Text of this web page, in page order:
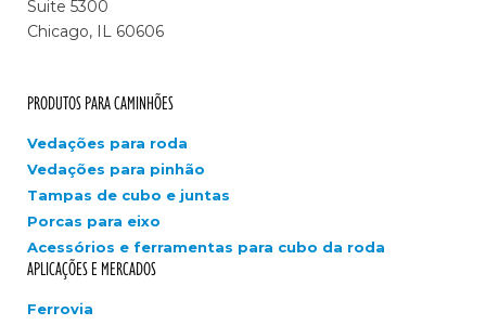
Suite 5300
Chicago, IL 60606
PRODUTOS PARA CAMINHÕES
Vedações para roda
Vedações para pinhão
Tampas de cubo e juntas
Porcas para eixo
Acessórios e ferramentas para cubo da roda
APLICAÇÕES E MERCADOS
Ferrovia